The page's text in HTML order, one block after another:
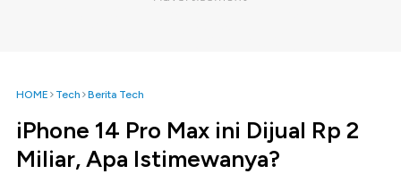
HOME Tech Berita Tech
iPhone 14 Pro Max ini Dijual Rp 2
Miliar, Apa Istimewanya?